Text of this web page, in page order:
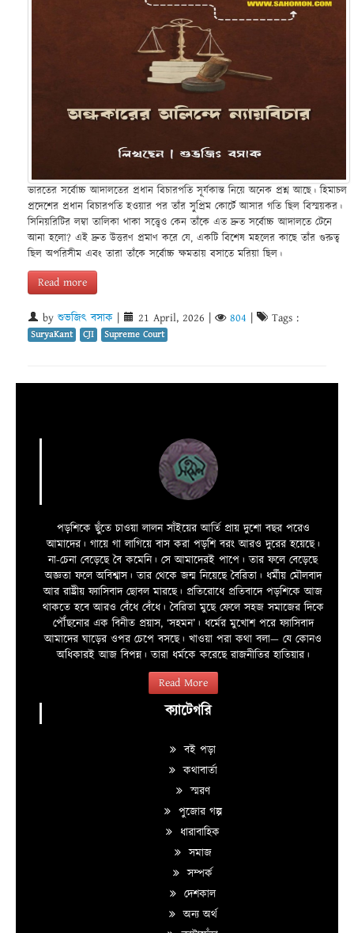
ভারতের সর্বোচ্চ আদালতের প্রধান বিচারপতি সূর্যকান্ত নিয়ে অনেক প্রশ্ন আছে। হিমাচল
প্রদেশের প্রধান বিচারপতি হওয়ার পর তাঁর সুপ্রিম কোর্টে আসার গতি ছিল বিস্ময়কর।
সিনিয়রিটির লম্বা তালিকা থাকা সত্ত্বেও কেন তাঁকে এত দ্রুত সর্বোচ্চ আদালতে টেনে
আনা হলো? এই দ্রুত উত্তরণ প্রমাণ করে যে, একটি বিশেষ মহলের কাছে তাঁর গুরুত্ব
ছিল অপরিসীম এবং তারা তাঁকে সর্বোচ্চ ক্ষমতায় বসাতে মরিয়া ছিল।
Read more
by শুভজিৎ বসাক 21 April, 2026 804 Tags :
SuryaKant CJI Supreme Court
পড়শিকে ছুঁতে চাওয়া লালন সাঁইয়ের আর্তি প্রায় দুশো বছর পরেও
আমাদের। গায়ে গা লাগিয়ে বাস করা পড়শি বরং আরও দুরের হয়েছে।
না-চেনা বেড়েছে বৈ কমেনি। সে আমাদেরই পাপে। তার ফলে বেড়েছে
অজ্ঞতা ফলে অবিশ্বাস। তার থেকে জন্ম নিয়েছে বৈরিতা। ধর্মীয় মৌলবাদ
আর রাষ্ট্রীয় ফ্যাসিবাদ ছোবল মারছে। প্রতিরোধে প্রতিবাদে পড়শিকে আজ
থাকতে হবে আরও বেঁধে বেঁধে। বৈরিতা মুছে ফেলে সহজ সমাজের দিকে
পৌঁছনোর এক বিনীত প্রয়াস, ‘সহমন’। ধর্মের মুখোশ পরে ফ্যাসিবাদ
আমাদের ঘাড়ের ওপর চেপে বসছে। খাওয়া পরা কথা বলা—­­ যে কোনও
অধিকারই আজ বিপন্ন। তারা ধর্মকে করেছে রাজনীতির হাতিয়ার।
Read More
ক্যাটেগরি
বই পড়া
কথাবার্তা
স্মরণ
পুজোর গল্প
ধারাবাহিক
সমাজ
সম্পর্ক
দেশকাল
অন্য অর্থ